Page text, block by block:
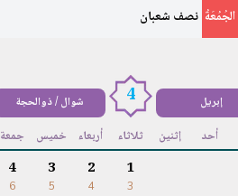
الجُمُعَةُ نصف شعبان
إبريل 4 شوال / ذوالحجة
أحد إثنين ثلاثاء أربعاء خميس جمعة
1
3
2
4
3
5
4
6